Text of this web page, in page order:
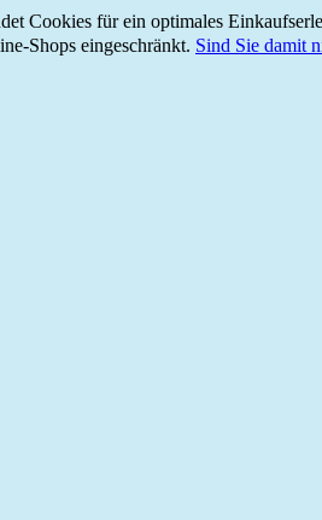
Cookies für ein optimales
Shops eingeschränkt. Sind Sie damit